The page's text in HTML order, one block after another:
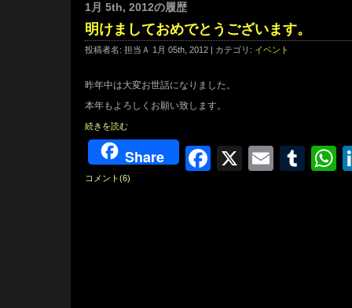
1月 5th, 2012の履歴
明けましておめでとうございます。
投稿者名: 担当Ａ 1月 05th, 2012 | カテゴリ: イベント
昨年中は大変お世話になりました。
本年もよろしくお願い致します。
続きを読む
Share Facebook
X Email
コメント(6)